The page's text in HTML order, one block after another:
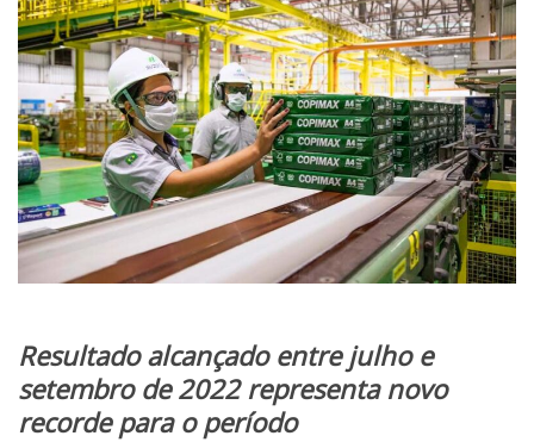
Resultado alcançado entre julho e
setembro de 2022 representa novo
recorde para o período